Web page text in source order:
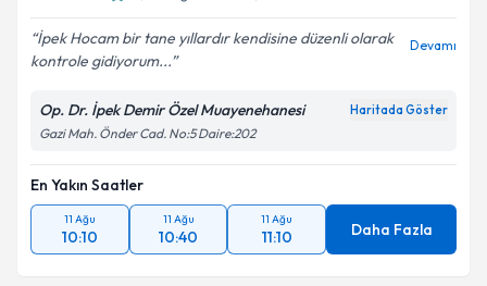
İpek Hocam bir tane yıllardır kendisine düzenli olarak
kontrole gidiyorum...
Devamı
Op. Dr. İpek Demir Özel Muayenehanesi Haritada Göster
Gazi Mah. Önder Cad. No:5 Daire:202
En Yakın Saatler
11 Ağu
10:10
11 Ağu
10:40
11 Ağu
11:10 Daha Fazla